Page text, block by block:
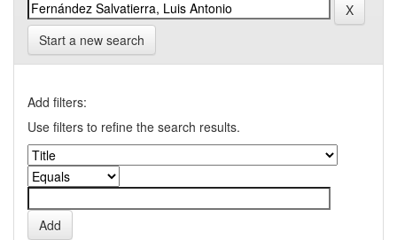
Start a new search
Add filters:
Use filters to refine the search results.